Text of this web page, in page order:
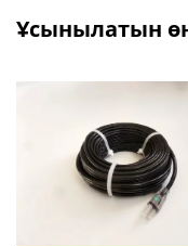
Ұсынылатын